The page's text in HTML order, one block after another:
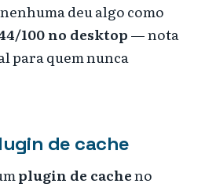
deu algo como
100 no desktop— nota
para quem nunca
de cache
plugin de cacheno